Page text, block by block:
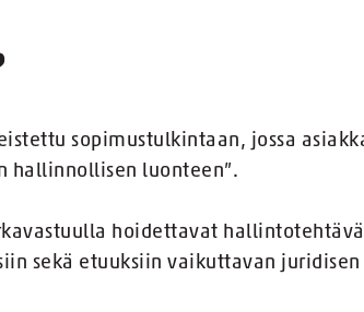
sopimustulkintaan, jossa
hallinnollisen luonteen”.
hoidettavat
sekä etuuksiin vaikuttavan juridisen